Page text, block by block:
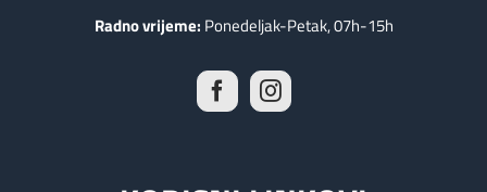
Radno vrijeme: Ponedeljak-Petak, 07h-15h